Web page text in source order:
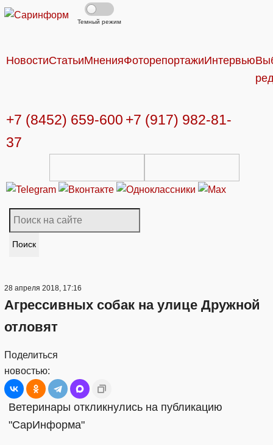
Темный режим
НовостиСтатьиМненияФоторепортажиИнтервью
+7 (8452) 659-600 +7 (917) 982-81-
37
Поиск
28 апреля 2018, 17:16
Агрессивных собак на улице Дружной
отловят
Поделиться
новостью:
Ветеринары откликнулись на публикацию
"СарИнформа"